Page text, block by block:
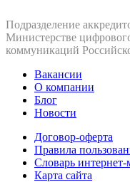
Подразделение
Министерстве
коммуникаций
Вакансии
О компании
Блог
Новости
Договор-оферта
Правила
Словарь интернет-
Карта сайта